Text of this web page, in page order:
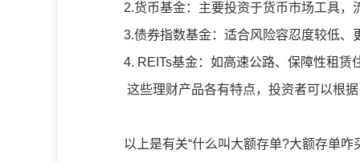
2.货币基金：主要投资于货币市场工具
3.债券指数基金：适合风险容忍度较低、
4. REITs基金：如高速公路、保障性租
这些理财产品各有特点，投资者可以根
以上是有关“什么叫大额存单?大额存单